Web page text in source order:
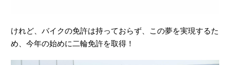
けれど、バイクの免許は持っておらず、この夢を実現するた
め、今年の始めに二輪免許を取得！